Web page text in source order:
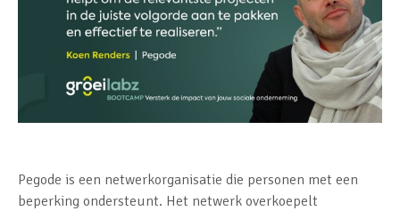
Pegode is een netwerkorganisatie die personen met een
beperking ondersteunt. Het netwerk overkoepelt